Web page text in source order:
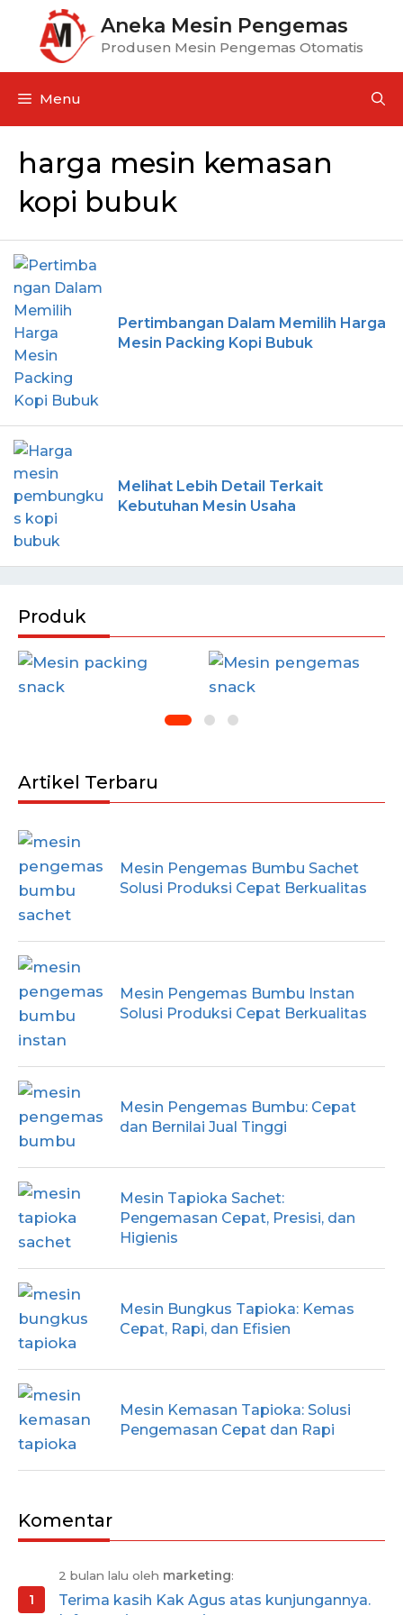
Aneka Mesin Pengemas
Produsen Mesin Pengemas Otomatis
Menu
harga mesin kemasan
kopi bubuk
Pertimbangan Dalam Memilih Harga
Mesin Packing Kopi Bubuk
Melihat Lebih Detail Terkait
Kebutuhan Mesin Usaha
Produk
Artikel Terbaru
Mesin Pengemas Bumbu Sachet
Solusi Produksi Cepat Berkualitas
Mesin Pengemas Bumbu Instan
Solusi Produksi Cepat Berkualitas
Mesin Pengemas Bumbu: Cepat
dan Bernilai Jual Tinggi
Mesin Tapioka Sachet:
Pengemasan Cepat, Presisi, dan
Higienis
Mesin Bungkus Tapioka: Kemas
Cepat, Rapi, dan Efisien
Mesin Kemasan Tapioka: Solusi
Pengemasan Cepat dan Rapi
Komentar
2 bulan lalu oleh marketing:
Terima kasih Kak Agus atas kunjungannya.